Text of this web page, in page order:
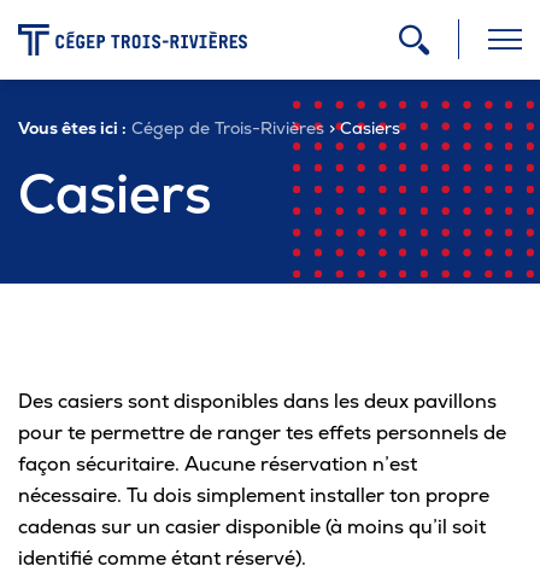
Programmes
Formation continue
Carrière
Vous êtes ici : Cégep de Trois-Rivières > Casiers
Casiers
Des casiers sont disponibles dans les deux pavillons
pour te permettre de ranger tes effets personnels de
façon sécuritaire. Aucune réservation n’est
nécessaire. Tu dois simplement installer ton propre
cadenas sur un casier disponible (à moins qu’il soit
identifié comme étant réservé).